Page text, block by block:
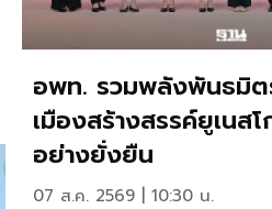
อพท. รวมพลังพันธมิต
เมืองสร้างสรรค์ยูเนส
อย่างยั่งยืน
07 ส.ค. 2569 | 10:30 น.